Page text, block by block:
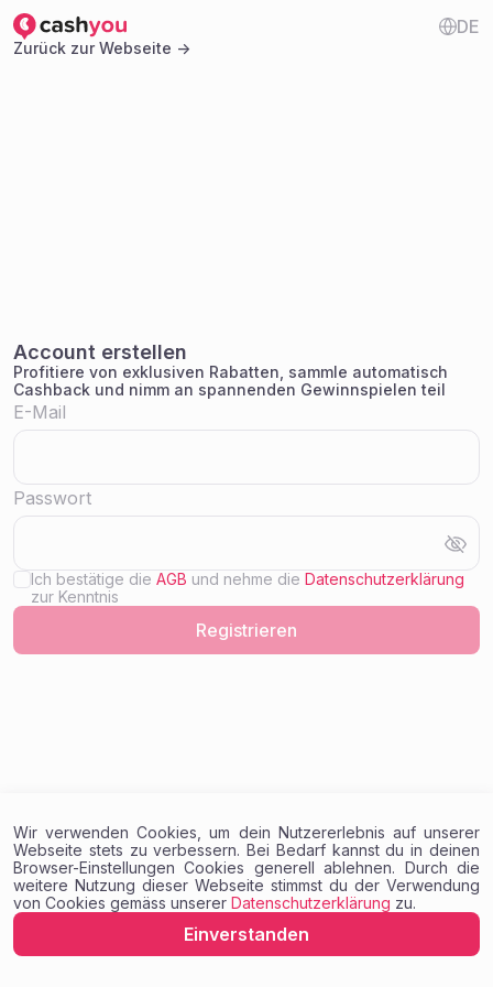
Wir verwenden Cookies, um dein Nutzererlebnis auf unserer
Webseite stets zu verbessern. Bei Bedarf kannst du in deinen
Browser-Einstellungen Cookies generell ablehnen. Durch die
weitere Nutzung dieser Webseite stimmst du der Verwendung
von Cookies gemäss unserer Datenschutzerklärung zu.
Einverstanden
DE
Zurück zur Webseite ->
Account erstellen
Profitiere von exklusiven Rabatten, sammle automatisch
Cashback und nimm an spannenden Gewinnspielen teil
E-Mail
Passwort
Ich bestätige die AGB und nehme die Datenschutzerklärung
zur Kenntnis
Registrieren
Loading...
© GENEXT AG2026